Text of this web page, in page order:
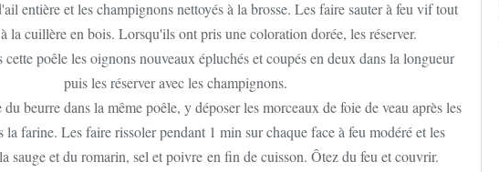
entière et les champignons nettoyés à la brosse. Les faire sauter à feu vif tout
la cuillère en bois. Lorsqu'ils ont pris une coloration dorée, les réserver.
cette poêle les oignons nouveaux épluchés et coupés en deux dans la longueur
puis les réserver avec les champignons.
beurre dans la même poêle, y déposer les morceaux de foie de veau après les
la farine. Les faire rissoler pendant 1 min sur chaque face à feu modéré et les
sauge et du romarin, sel et poivre en fin de cuisson. Ôtez du feu et couvrir.